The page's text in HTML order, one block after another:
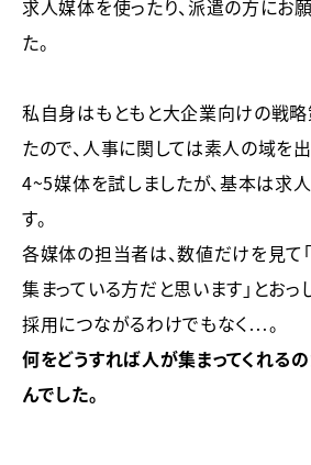
求人媒体を使ったり、派遣の方にお
た。
私自身はもともと大企業向けの戦
たので、人事に関しては素人の域を出
4～5媒体を試しましたが、基本は求
す。
各媒体の担当者は、数値だけを見て
集まっている方だと思います」とおっ
採用につながるわけでもなく…。
何をどうすれば人が集まってくれる
んでした。